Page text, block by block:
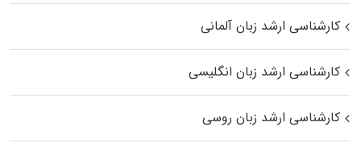
کارشناسی ارشد زبان آلمانی
کارشناسی ارشد زبان انگلیسی
کارشناسی ارشد زبان روسی